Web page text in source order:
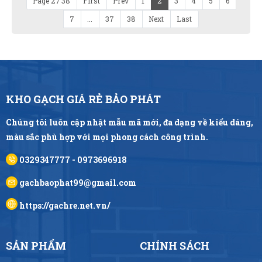
7
37 38 Next Last
KHO GẠCH GIÁ RẺ BẢO PHÁT
Chúng tôi luôn cập nhật mẫu mã mới, đa dạng về kiểu dáng,
màu sắc phù hợp với mọi phong cách công trình.
0329347777 - 0973696918
gachbaophat99@gmail.com
https://gachre.net.vn/
SẢN PHẨM CHÍNH SÁCH